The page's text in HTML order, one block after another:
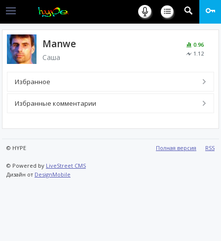
0.96
1.12
Manwe
Саша
Избранное
Избранные комментарии
Полная версия RSS
© HYPE
© Powered by LiveStreet CMS
Дизайн от DesignMobile